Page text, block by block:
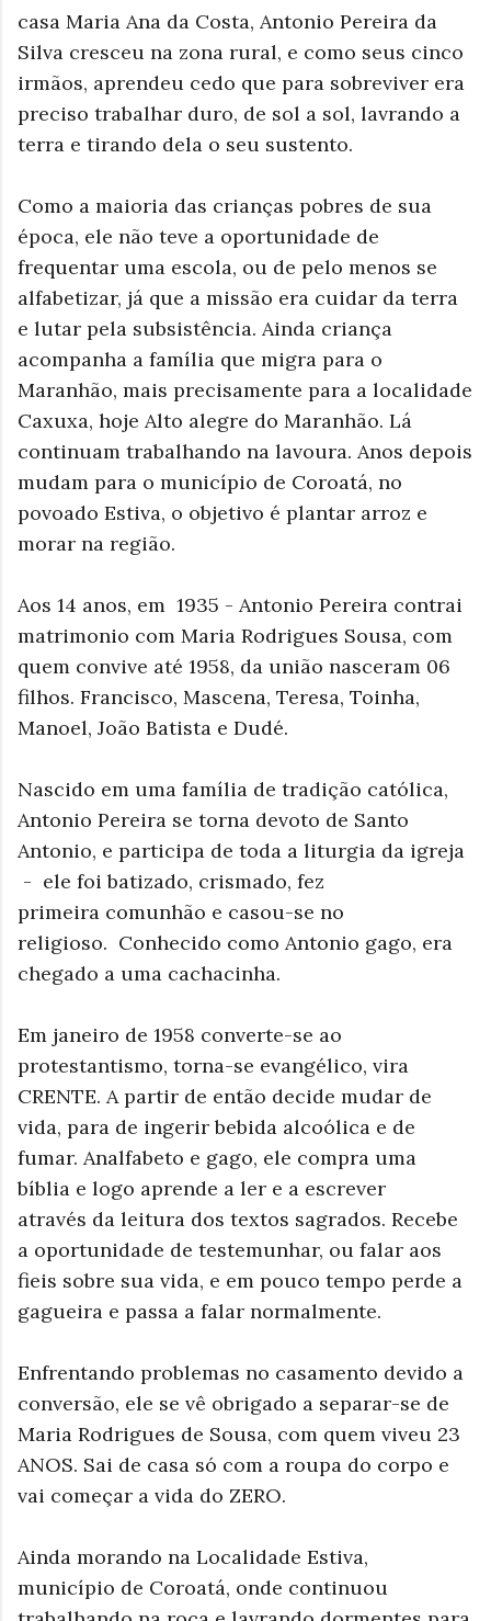
casa Maria Ana da Costa, Antonio Pereira da
Silva cresceu na zona rural, e como seus cinco
irmãos, aprendeu cedo que para sobreviver era
preciso trabalhar duro, de sol a sol, lavrando a
terra e tirando dela o seu sustento.
Como a maioria das crianças pobres de sua
época, ele não teve a oportunidade de
frequentar uma escola, ou de pelo menos se
alfabetizar, já que a missão era cuidar da terra
e lutar pela subsistência. Ainda criança
acompanha a família que migra para o
Maranhão, mais precisamente para a localidade
Caxuxa, hoje Alto alegre do Maranhão. Lá
continuam trabalhando na lavoura. Anos depois
mudam para o município de Coroatá, no
povoado Estiva, o objetivo é plantar arroz e
morar na região.
Aos 14 anos, em 1935 - Antonio Pereira contrai
matrimonio com Maria Rodrigues Sousa, com
quem convive até 1958, da união nasceram 06
filhos. Francisco, Mascena, Teresa, Toinha,
Manoel, João Batista e Dudé.
Nascido em uma família de tradição católica,
Antonio Pereira se torna devoto de Santo
Antonio, e participa de toda a liturgia da igreja
- ele foi batizado, crismado, fez
primeira comunhão e casou-se no
religioso. Conhecido como Antonio gago, era
chegado a uma cachacinha.
Em janeiro de 1958 converte-se ao
protestantismo, torna-se evangélico, vira
CRENTE. A partir de então decide mudar de
vida, para de ingerir bebida alcoólica e de
fumar. Analfabeto e gago, ele compra uma
bíblia e logo aprende a ler e a escrever
através da leitura dos textos sagrados. Recebe
a oportunidade de testemunhar, ou falar aos
fieis sobre sua vida, e em pouco tempo perde a
gagueira e passa a falar normalmente.
Enfrentando problemas no casamento devido a
conversão, ele se vê obrigado a separar-se de
Maria Rodrigues de Sousa, com quem viveu 23
ANOS. Sai de casa só com a roupa do corpo e
vai começar a vida do ZERO.
Ainda morando na Localidade Estiva,
município de Coroatá, onde continuou